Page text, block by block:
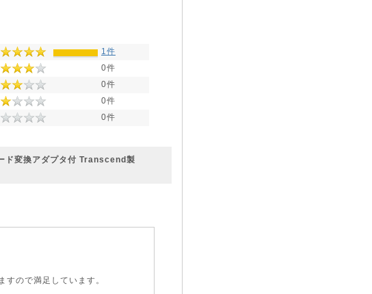
1件
0件
0件
0件
0件
変換アダプタ付 Transcend製
すので満足しています。